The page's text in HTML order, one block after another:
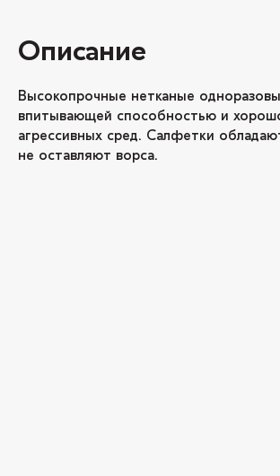
Описание
Высокопрочные нетканые
впитывающей способностью и
агрессивных сред. Салфетки
не оставляют ворса.